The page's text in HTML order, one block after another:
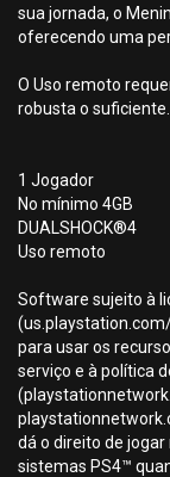
sua jornada, o
oferecendo uma
O Uso remoto
robusta o suficiente.
1 Jogador
No mínimo 4GB
DUALSHOCK®4
Uso remoto
Software sujeito à
para usar os
serviço e à política
dá o direito de
sistemas PS4™